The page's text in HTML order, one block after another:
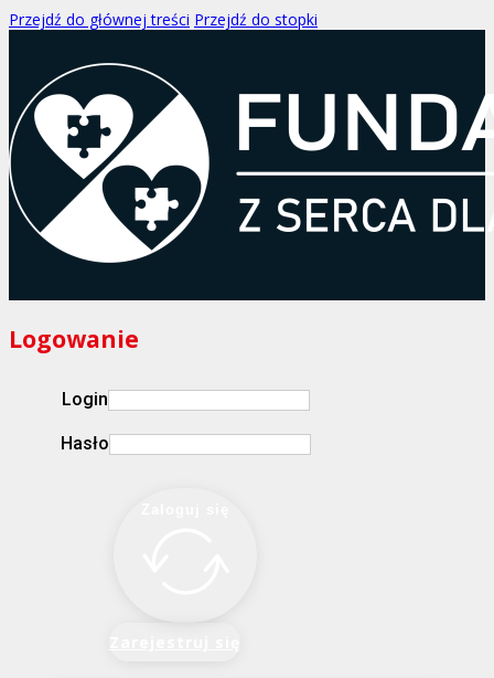
Przejdź do głównej treści Przejdź do stopki
Logowanie
Login
Hasło